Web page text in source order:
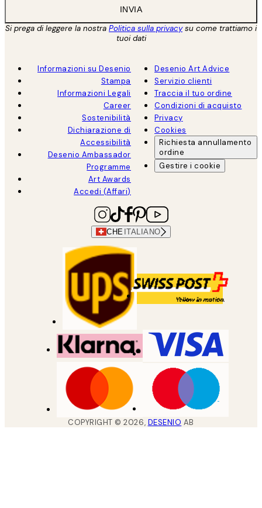
INVIA
Si prega di leggere la nostra Politica sulla privacysu come trattiamo i
tuoi dati
Informazioni su Desenio
Stampa
Informazioni Legali
Career
Sostenibilità
Dichiarazione di
Accessibilità
Desenio Ambassador
Programme
Art Awards
Accedi (Affari)
Desenio Art Advice
Servizio clienti
Traccia il tuo ordine
Condizioni di acquisto
Privacy
Cookies
Richiesta annullamento
ordine
Gestire i cookie
CHE ITALIANO
COPYRIGHT ©2026, DESENIO AB